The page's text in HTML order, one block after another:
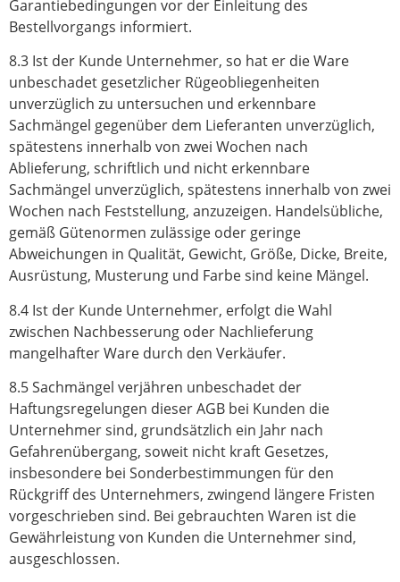
Garantiebedingungen vor der Einleitung des
Bestellvorgangs informiert.
8.3 Ist der Kunde Unternehmer, so hat er die Ware
unbeschadet gesetzlicher Rügeobliegenheiten
unverzüglich zu untersuchen und erkennbare
Sachmängel gegenüber dem Lieferanten unverzüglich,
spätestens innerhalb von zwei Wochen nach
Ablieferung, schriftlich und nicht erkennbare
Sachmängel unverzüglich, spätestens innerhalb von zwei
Wochen nach Feststellung, anzuzeigen. Handelsübliche,
gemäß Gütenormen zulässige oder geringe
Abweichungen in Qualität, Gewicht, Größe, Dicke, Breite,
Ausrüstung, Musterung und Farbe sind keine Mängel.
8.4 Ist der Kunde Unternehmer, erfolgt die Wahl
zwischen Nachbesserung oder Nachlieferung
mangelhafter Ware durch den Verkäufer.
8.5 Sachmängel verjähren unbeschadet der
Haftungsregelungen dieser AGB bei Kunden die
Unternehmer sind, grundsätzlich ein Jahr nach
Gefahrenübergang, soweit nicht kraft Gesetzes,
insbesondere bei Sonderbestimmungen für den
Rückgriff des Unternehmers, zwingend längere Fristen
vorgeschrieben sind. Bei gebrauchten Waren ist die
Gewährleistung von Kunden die Unternehmer sind,
ausgeschlossen.